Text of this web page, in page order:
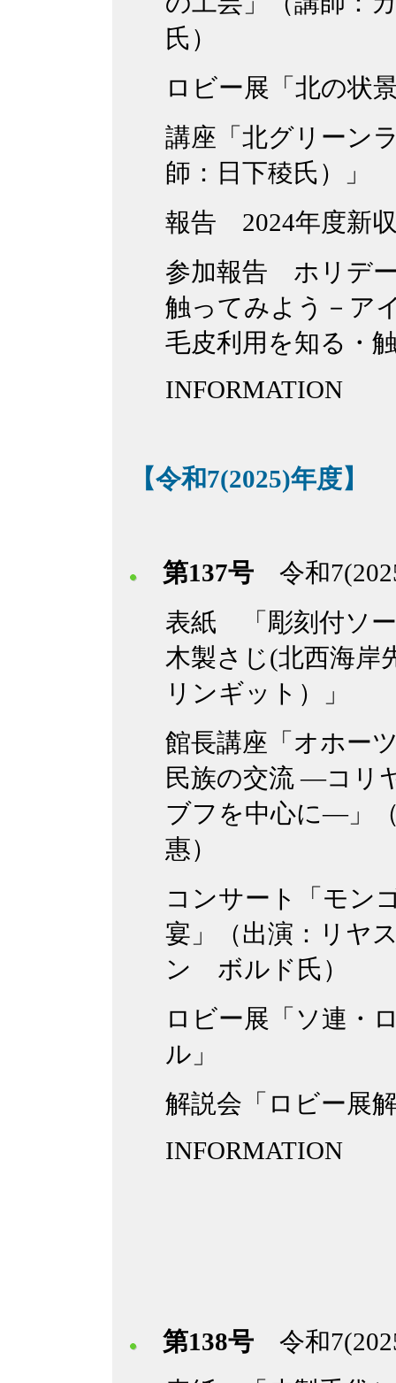
氏）
ロビー展「北の状
講座「北グリーン
師：日下稜氏）」
報告 2024年度新
参加報告 ホリデ
触ってみよう－ア
毛皮利用を知る・
INFORMATION
【令和7(2025)年度】
第137号 令和
表紙 「彫刻付ソ
木製さじ(北西海岸
リンギット）」
館長講座「オホー
民族の交流 ―コリ
ブフを中心に―」
惠）
コンサート「モン
宴」（出演：リヤ
ン ボルド氏）
ロビー展「ソ連・
ル」
解説会「ロビー展
INFORMATION
第138号 令和